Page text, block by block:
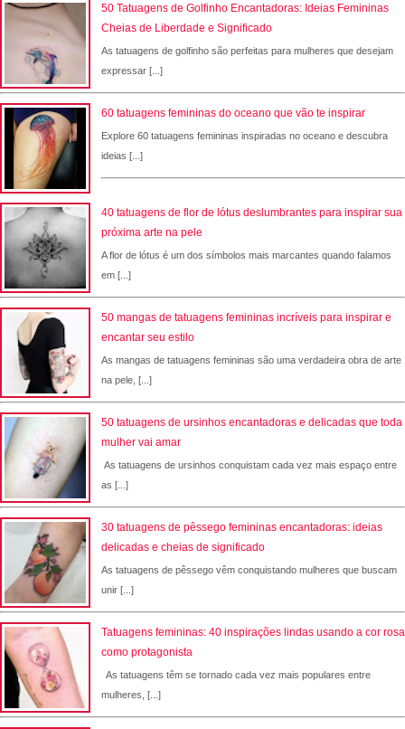
50 Tatuagens de Golfinho Encantadoras: Ideias Femininas
Cheias de Liberdade e Significado
As tatuagens de golfinho são perfeitas para mulheres que desejam
expressar [...]
60 tatuagens femininas do oceano que vão te inspirar
Explore 60 tatuagens femininas inspiradas no oceano e descubra
ideias [...]
40 tatuagens de flor de lótus deslumbrantes para inspirar sua
próxima arte na pele
A flor de lótus é um dos símbolos mais marcantes quando falamos
em [...]
50 mangas de tatuagens femininas incríveis para inspirar e
encantar seu estilo
As mangas de tatuagens femininas são uma verdadeira obra de arte
na pele, [...]
50 tatuagens de ursinhos encantadoras e delicadas que toda
mulher vai amar
As tatuagens de ursinhos conquistam cada vez mais espaço entre
as [...]
30 tatuagens de pêssego femininas encantadoras: ideias
delicadas e cheias de significado
As tatuagens de pêssego vêm conquistando mulheres que buscam
unir [...]
Tatuagens femininas: 40 inspirações lindas usando a cor rosa
como protagonista
As tatuagens têm se tornado cada vez mais populares entre
mulheres, [...]